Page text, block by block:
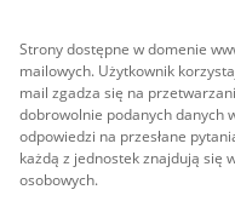
Strony dostępne w domenie
mailowych. Użytkownik
mail zgadza się na
dobrowolnie podanych danych
odpowiedzi na przesłane
każdą z jednostek znajdują się
osobowych.